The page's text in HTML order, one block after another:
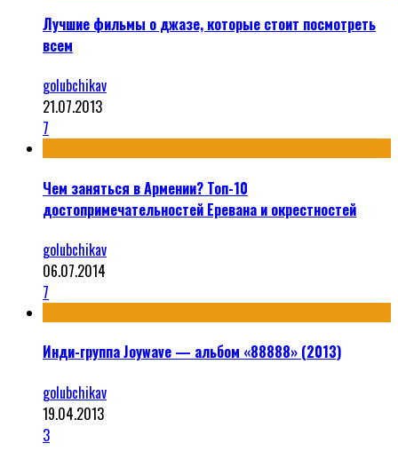
Лучшие фильмы о джазе, которые стоит посмотреть
всем
golubchikav
21.07.2013
7
Чем заняться в Армении? Топ-10
достопримечательностей Еревана и окрестностей
golubchikav
06.07.2014
7
Инди-группа Joywave — альбом «88888» (2013)
golubchikav
19.04.2013
3